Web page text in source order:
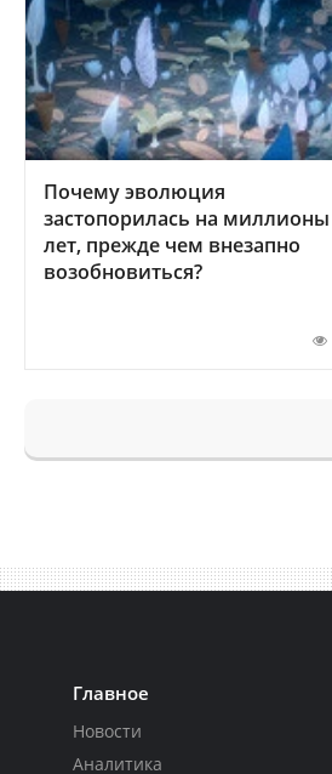
Почему эволюция
застопорилась на миллионы
лет, прежде чем внезапно
возобновиться?
Главное
Новости
Аналитика